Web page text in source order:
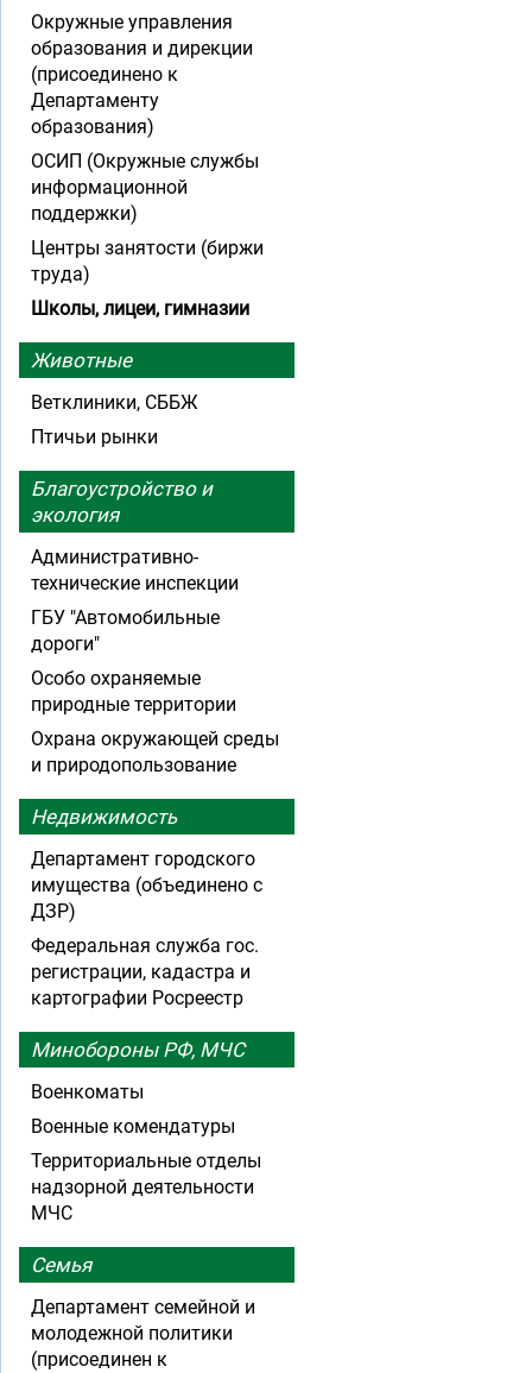
Окружные управления
образования и дирекции
(присоединено к
Департаменту
образования)
ОСИП (Окружные службы
информационной
поддержки)
Центры занятости (биржи
труда)
Школы, лицеи, гимназии
Животные
Ветклиники, СББЖ
Птичьи рынки
Благоустройство и
экология
Административно-
технические инспекции
ГБУ "Автомобильные
дороги"
Особо охраняемые
природные территории
Охрана окружающей среды
и природопользование
Недвижимость
Департамент городского
имущества (объединено с
ДЗР)
Федеральная служба гос.
регистрации, кадастра и
картографии Росреестр
Минобороны РФ, МЧС
Военкоматы
Военные комендатуры
Территориальные отделы
надзорной деятельности
МЧС
Семья
Департамент семейной и
молодежной политики
(присоединен к